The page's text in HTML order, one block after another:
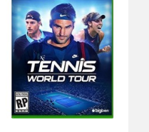
Xbox One - это новая
из серии изве..